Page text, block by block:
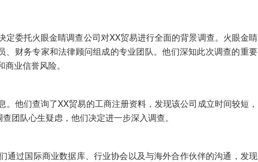
委托火眼金睛调查公司对XX贸易进行全面的背景调查。火眼金睛
财务专家和法律顾问组成的专业团队。他们深知此次调查的重要
业信誉风险。
他们查询了XX贸易的工商注册资料，发现该公司成立时间较短，
团队心生疑虑，他们决定进一步深入调查。
通过国际商业数据库、行业协会以及与海外合作伙伴的沟通，发现